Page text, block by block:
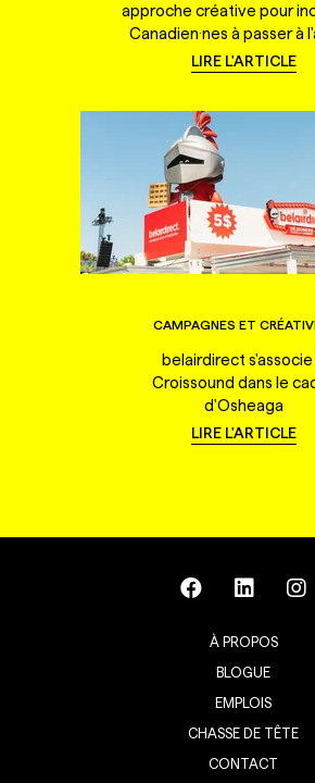
approche créative pour
Canadien·nes à passer à
LIRE L'ARTICLE
CAMPAGNES ET
belairdirect s'associe
Croissound dans le
d'Osheaga
LIRE L'ARTICLE
À PROPOS
BLOGUE
EMPLOIS
CHASSE DE TÊTE
CONTACT